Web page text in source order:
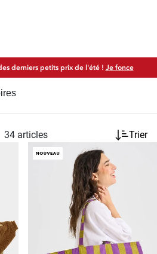
derniers petits prix de l'été ! Je fonce
34 articles Trier